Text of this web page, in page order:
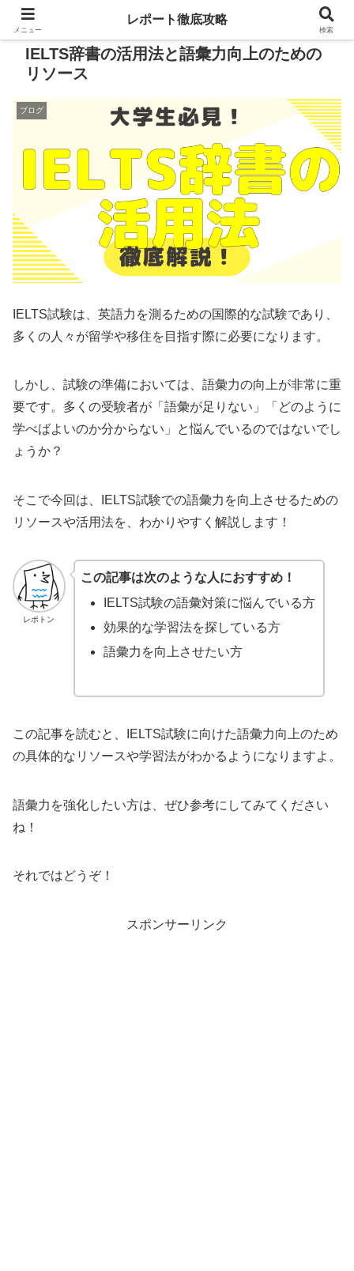
IELTS辞書の活用法と語彙力向上のための
リソース
ブログ
IELTS試験は、英語力を測るための国際的な試験であり、
多くの人々が留学や移住を目指す際に必要になります。
しかし、試験の準備においては、語彙力の向上が非常に重
要です。多くの受験者が「語彙が足りない」「どのように
学べばよいのか分からない」と悩んでいるのではないでし
ょうか？
そこで今回は、IELTS試験での語彙力を向上させるための
リソースや活用法を、わかりやすく解説します！
レポトン
この記事は次のような人におすすめ！
IELTS試験の語彙対策に悩んでいる方
効果的な学習法を探している方
語彙力を向上させたい方
この記事を読むと、IELTS試験に向けた語彙力向上のため
の具体的なリソースや学習法がわかるようになりますよ。
語彙力を強化したい方は、ぜひ参考にしてみてください
ね！
それではどうぞ！
スポンサーリンク
メニュー
レポート徹底攻略
検索